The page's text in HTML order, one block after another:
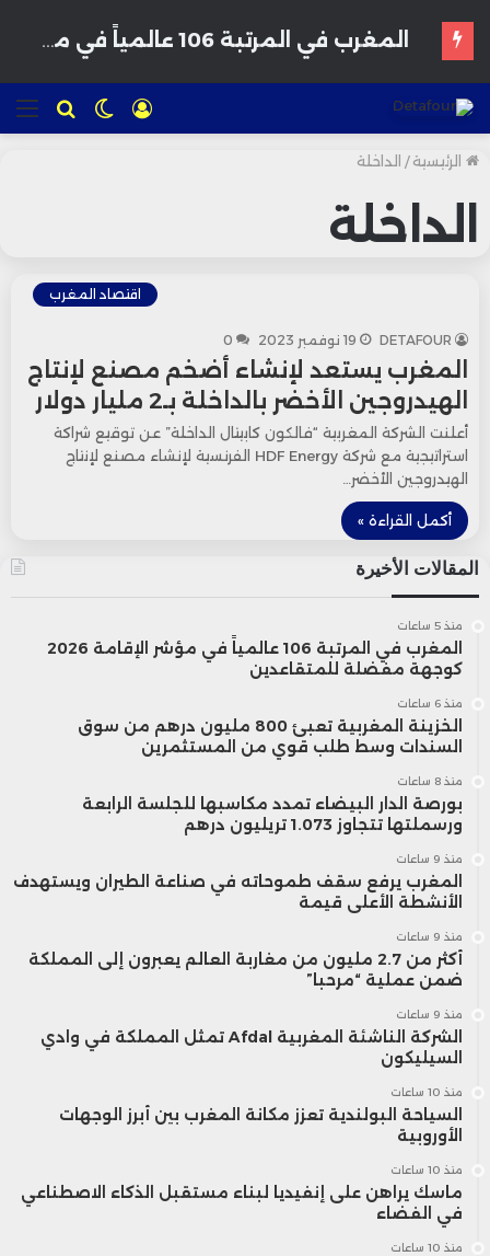
المغرب في المرتبة 106 عالمياً في مؤشر الإقامة 2026 كوجهة مفضلة للمتقاعدين
للبحث الوضع
المظلم
تسجيل
الدخول
الرئيسية / الداخلة
الداخلة
اقتصاد المغرب
DETAFOUR 19 نوفمبر 2023 0
المغرب يستعد لإنشاء أضخم مصنع لإنتاج
الهيدروجين الأخضر بالداخلة بـ2 مليار دولار
أعلنت الشركة المغربية “فالكون كابيتال الداخلة” عن توقيع شراكة
استراتيجية مع شركة HDF Energy الفرنسية لإنشاء مصنع لإنتاج
الهيدروجين الأخضر…
أكمل القراءة »
المقالات الأخيرة
منذ 5 ساعات
المغرب في المرتبة 106 عالمياً في مؤشر الإقامة 2026
كوجهة مفضلة للمتقاعدين
منذ 6 ساعات
الخزينة المغربية تعبئ 800 مليون درهم من سوق
السندات وسط طلب قوي من المستثمرين
منذ 8 ساعات
بورصة الدار البيضاء تمدد مكاسبها للجلسة الرابعة
ورسملتها تتجاوز 1.073 تريليون درهم
منذ 9 ساعات
المغرب يرفع سقف طموحاته في صناعة الطيران ويستهدف
الأنشطة الأعلى قيمة
منذ 9 ساعات
أكثر من 2.7 مليون من مغاربة العالم يعبرون إلى المملكة
ضمن عملية “مرحبا”
منذ 9 ساعات
الشركة الناشئة المغربية Afdal تمثل المملكة في وادي
السيليكون
منذ 10 ساعات
السياحة البولندية تعزز مكانة المغرب بين أبرز الوجهات
الأوروبية
منذ 10 ساعات
ماسك يراهن على إنفيديا لبناء مستقبل الذكاء الاصطناعي
في الفضاء
منذ 10 ساعات